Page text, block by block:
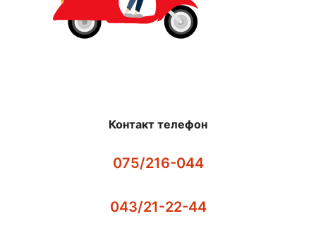
Контакт телефон
075/216-044
043/21-22-44